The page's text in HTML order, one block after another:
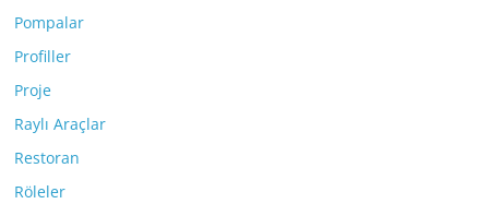
Pompalar
Profiller
Proje
Raylı Araçlar
Restoran
Röleler